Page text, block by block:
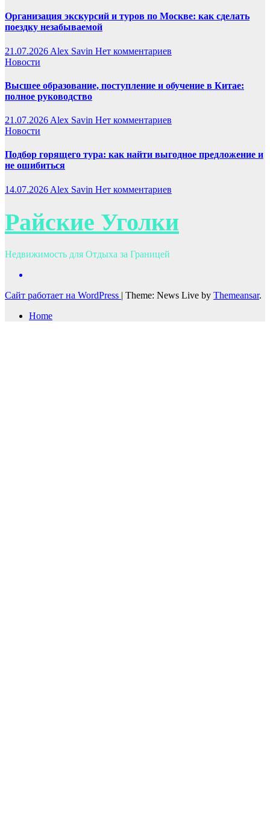
Организация экскурсий и туров по Москве: как сделать
поездку незабываемой
21.07.2026 Alex Savin Нет комментариев
Новости
Высшее образование, поступление и обучение в Китае:
полное руководство
21.07.2026 Alex Savin Нет комментариев
Новости
Подбор горящего тура: как найти выгодное предложение и
не ошибиться
14.07.2026 Alex Savin Нет комментариев
Райские Уголки
Недвижимость для Отдыха за Границей
Сайт работает на WordPress Theme: News Live by Themeansar.
Home